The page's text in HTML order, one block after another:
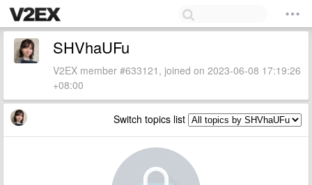
SHVhaUFu
V2EX member #633121, joined on 2023-06-08 17:19:26
+08:00
Switch topics list